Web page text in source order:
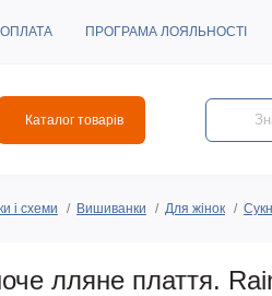
ПРОГРАМА ЛОЯЛЬНОСТІ
Каталог товарів
і схеми Вишиванки Для жінок
лляне плаття.